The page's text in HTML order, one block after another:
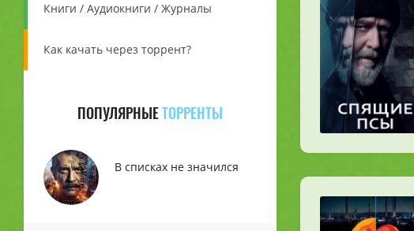
Книги / Аудиокниги / Журналы
Как качать через торрент?
ПОПУЛЯРНЫЕТОРРЕНТЫ
В списках не значился